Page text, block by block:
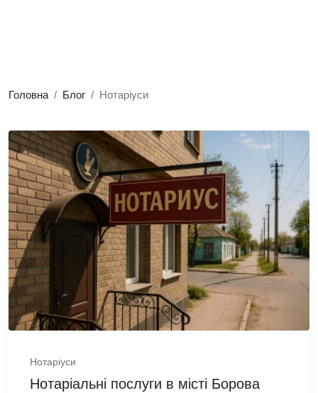
Головна Блог Нотаріуси
Нотаріуси
Нотаріальні послуги в місті Борова